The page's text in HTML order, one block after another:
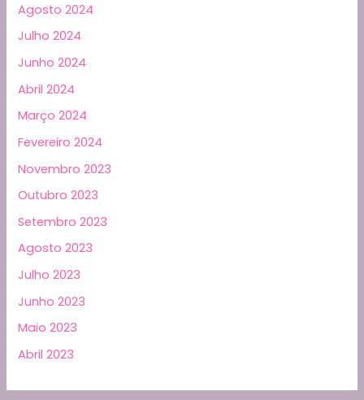
Agosto 2024
Julho 2024
Junho 2024
Abril 2024
Março 2024
Fevereiro 2024
Novembro 2023
Outubro 2023
Setembro 2023
Agosto 2023
Julho 2023
Junho 2023
Maio 2023
Abril 2023